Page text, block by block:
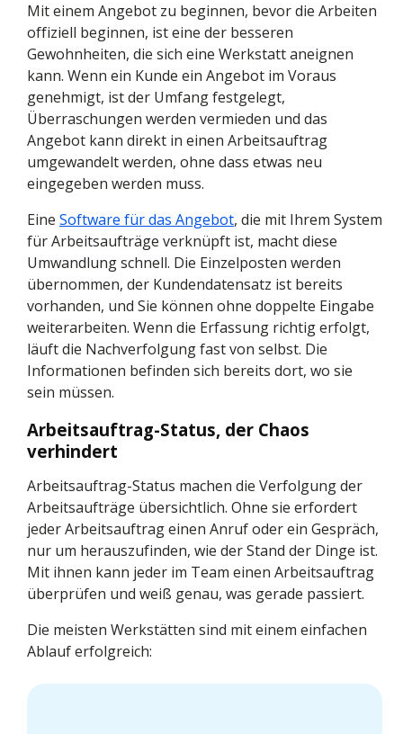
Mit einem Angebot zu beginnen, bevor die Arbeiten
offiziell beginnen, ist eine der besseren
Gewohnheiten, die sich eine Werkstatt aneignen
kann. Wenn ein Kunde ein Angebot im Voraus
genehmigt, ist der Umfang festgelegt,
Überraschungen werden vermieden und das
Angebot kann direkt in einen Arbeitsauftrag
umgewandelt werden, ohne dass etwas neu
eingegeben werden muss.
Eine Software für das Angebot, die mit Ihrem System
für Arbeitsaufträge verknüpft ist, macht diese
Umwandlung schnell. Die Einzelposten werden
übernommen, der Kundendatensatz ist bereits
vorhanden, und Sie können ohne doppelte Eingabe
weiterarbeiten. Wenn die Erfassung richtig erfolgt,
läuft die Nachverfolgung fast von selbst. Die
Informationen befinden sich bereits dort, wo sie
sein müssen.
Arbeitsauftrag-Status, der Chaos
verhindert
Arbeitsauftrag-Status machen die Verfolgung der
Arbeitsaufträge übersichtlich. Ohne sie erfordert
jeder Arbeitsauftrag einen Anruf oder ein Gespräch,
nur um herauszufinden, wie der Stand der Dinge ist.
Mit ihnen kann jeder im Team einen Arbeitsauftrag
überprüfen und weiß genau, was gerade passiert.
Die meisten Werkstätten sind mit einem einfachen
Ablauf erfolgreich: